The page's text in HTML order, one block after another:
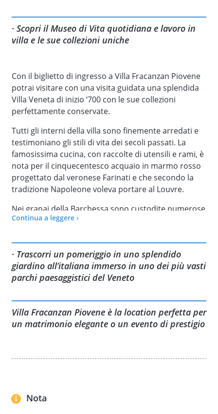
· Scopri il Museo di Vita quotidiana e lavoro in
villa e le sue collezioni uniche
Con il biglietto di ingresso a Villa Fracanzan Piovene
potrai visitare con una visita guidata una splendida
Villa Veneta di inizio ‘700 con le sue collezioni
perfettamente conservate.
Tutti gli interni della villa sono finemente arredati e
testimoniano gli stili di vita dei secoli passati. La
famosissima cucina, con raccolte di utensili e rami, è
nota per il cinquecentesco acquaio in marmo rosso
progettato dal veronese Farinati e che secondo la
tradizione Napoleone voleva portare al Louvre.
Nei granai della Barchessa sono custodite numerose
macchine agricole e attrezzi vari del ‘800 e all’esterno
agricoli e di trattori.
Dopo la visita alla Villa, potrai inoltre passeggiare nei
lunghi viali del giardino all’italiana e del grande parco
Continua a leggere ›
· Trascorri un pomeriggio in uno splendido
giardino all’italiana immerso in uno dei più vasti
parchi paesaggistici del Veneto
Villa Fracanzan Piovene è la location perfetta per
un matrimonio elegante o un evento di prestigio
Nota